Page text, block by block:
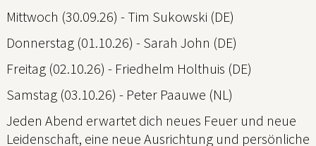
Mittwoch (30.09.26) - Tim Sukowski (DE)
Donnerstag (01.10.26) - Sarah John (DE)
Freitag (02.10.26) - Friedhelm Holthuis (DE)
Samstag (03.10.26) - Peter Paauwe (NL)
Jeden Abend erwartet dich neues Feuer und neue
Leidenschaft, eine neue Ausrichtung und persönliche